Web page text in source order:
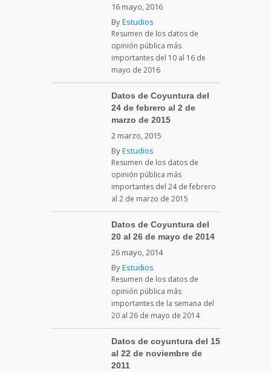
16 mayo, 2016
ByEstudios
Resumen de los datos de
opinión pública más
importantes del 10 al 16 de
mayo de 2016
Datos de Coyuntura del
24 de febrero al 2 de
marzo de 2015
2 marzo, 2015
ByEstudios
Resumen de los datos de
opinión pública más
importantes del 24 de febrero
al 2 de marzo de 2015
Datos de Coyuntura del
20 al 26 de mayo de 2014
26 mayo, 2014
ByEstudios
Resumen de los datos de
opinión pública más
importantes de la semana del
20 al 26 de mayo de 2014
Datos de coyuntura del 15
al 22 de noviembre de
2011